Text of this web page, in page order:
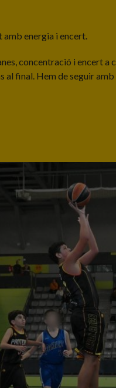
amb energia i encert.
concentració i encert
final. Hem de seguir